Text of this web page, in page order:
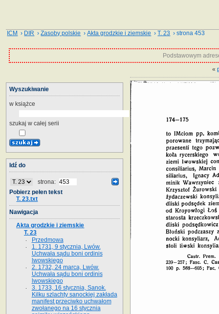
ICM › DIR ›Zasoby polskie ›Akta grodzkie i ziemskie ›T. 23 › strona 453
Podstawowym
«
Wyszukiwanie
w książce
szukaj w całej serii
Idź do
strona:
Pobierz pełen tekst
T. 23.txt
Nawigacja
Akta grodzkie i ziemskie
T. 23
Przedmowa
1. 1731, 9 stycznia, Lwów.
Uchwała sądu boni ordinis
lwowskiego
2. 1732, 24 marca, Lwów.
Uchwała sądu boni ordinis
lwowskiego
3. 1733, 16 stycznia, Sanok.
Kilku szlachty sanockiej zakłada
manifest przeciwko uchwałom
zwołanego na 16 stycz­nia